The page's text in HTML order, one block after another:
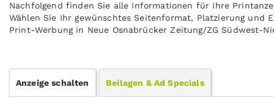
Nachfolgend finden Sie alle Informationen für Ihre
Wählen Sie Ihr gewünschtes Seitenformat, Platzierung
Print-Werbung in Neue Osnabrücker Zeitung/ZG Südwest-
Anzeige schalten Beilagen & Ad Specials